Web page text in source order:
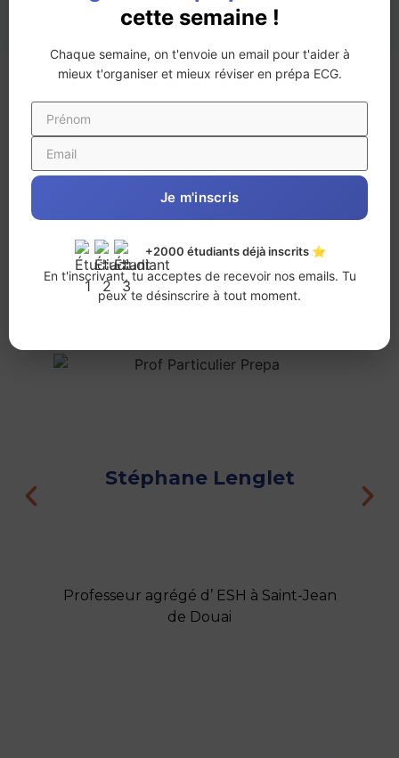
Stéphane Lenglet
Professeur agrégé d’ ESH à Saint-Jean
de Douai
Ils ont accompagnés
+ 1000 étudiants au TOP 3
Des professeurs et mentors
issus des meilleures écoles
de France
cette semaine !
Chaque semaine, on t'envoie un email pour t'aider à
mieux t'organiser et mieux réviser en prépa ECG.
Je m'inscris
+2000 étudiants déjà inscrits ⭐
En t'inscrivant, tu acceptes de recevoir nos emails. Tu
peux te désinscrire à tout moment.